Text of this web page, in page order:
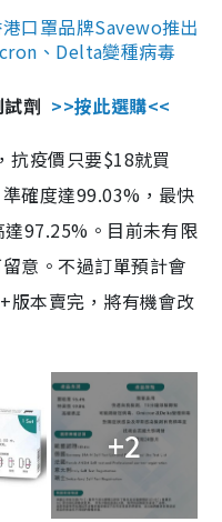
口罩品牌Savewo推出
、Delta變種病毒
劑 >>按此選購<<
抗疫價只要$18就買
確度達99.03%，最快
97.25%。目前未有限
意。不過訂單預計會
版本賣完，將有機會改
+2